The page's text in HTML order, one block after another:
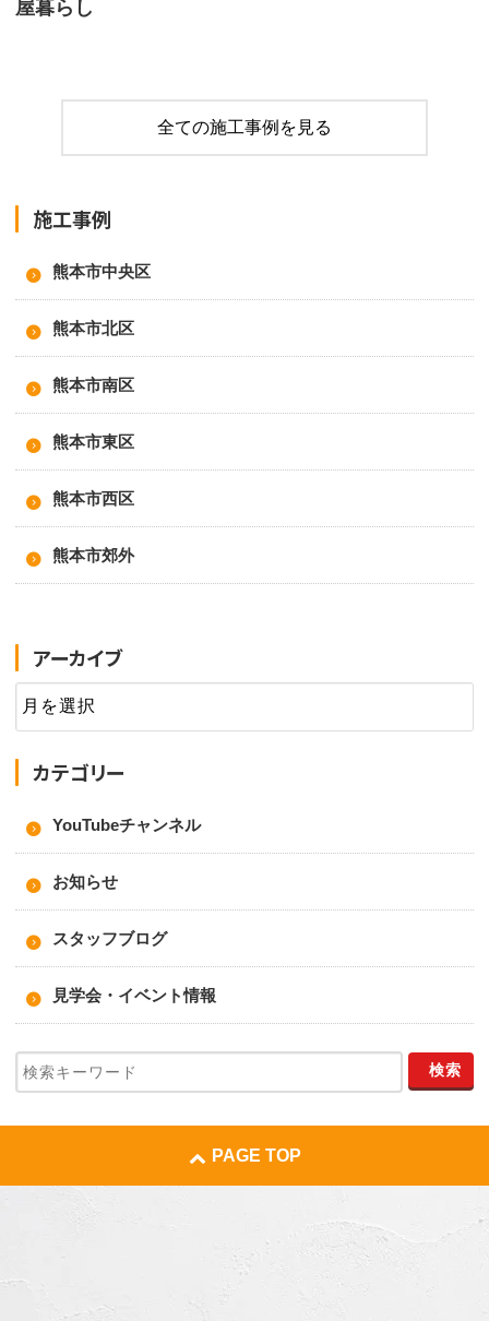
屋暮らし
全ての施工事例を見る
施工事例
熊本市中央区
熊本市北区
熊本市南区
熊本市東区
熊本市西区
熊本市郊外
アーカイブ
カテゴリー
YouTubeチャンネル
お知らせ
スタッフブログ
見学会・イベント情報
PAGE TOP